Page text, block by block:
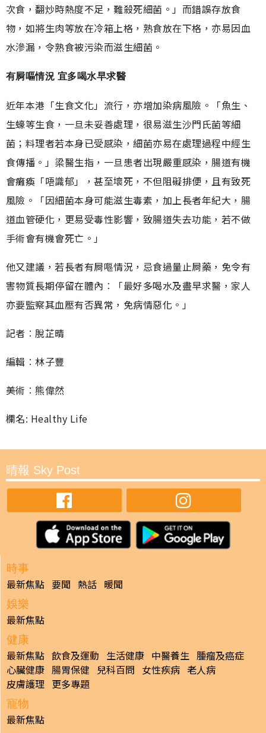
次食，翻炒時熱度不足，難殺死細菌。」而錯誤存放食
物，如將生肉等放在冷箱上格，熟食放在下格，亦易因血
水滲漏，令熟食被污染而滋生細菌。
有屙嘔情況 宜多喝水早求醫
近年本港「生食文化」流行，亦增加染病風險。「魚生、
生蠔等生食，一旦未妥善處理，很易滋生沙門氏菌等細
菌；料理者若本身已受感染，細菌亦易在處理過程中經生
食傳播。」梁醫生指，一旦患者出現嚴重感染，腸道有機
會癱瘓「唔識郁」，甚至壞死，不但阻礙排便，且有致死
風險。「因細菌本身可能滋生毒素，加上長者年紀大，腸
道血管硬化，更易受毒性影響，致腸道失去功能，若不做
手術會有機會死亡。」
他又建議，若長者有屙嘔情況，忌食過量止屙藥，免令有
害物質長期停留在體內︰「最好多喝水及盡早求醫，家人
亦要監察其血壓有否異常，免病情惡化。」
記者︰脫芷晴
編輯︰林子豐
美術︰熊偉然
欄名: Healthy Life
晴報 Sky Post
時事
最新焦點 要聞 熱話 暖聞
娛樂
最新焦點
健康
最新焦點 飲食及運動 生活健康 中醫養生 腫瘤及癌症
心臟健康 腸胃保健 兒科百問 女性疾病 老人病
皮膚護理 更多專題
寵物
最新焦點